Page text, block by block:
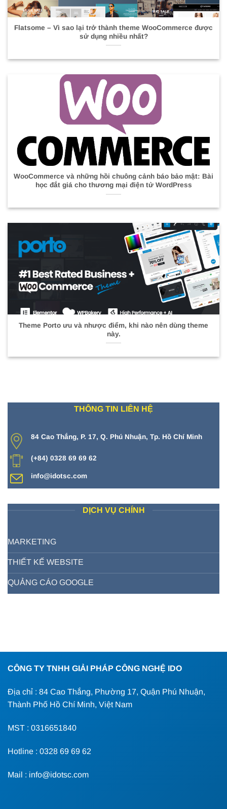
Flatsome – Vì sao lại trở thành theme WooCommerce được
sử dụng nhiều nhất?
WooCommerce và những hồi chuông cảnh báo bảo mật: Bài
học đắt giá cho thương mại điện tử WordPress
Theme Porto ưu và nhược điểm, khi nào nên dùng theme
này.
THÔNG TIN LIÊN HỆ
84 Cao Thắng, P. 17, Q. Phú Nhuận, Tp. Hồ Chí Minh
(+84) 0328 69 69 62
info@idotsc.com
DỊCH VỤ CHÍNH
MARKETING
THIẾT KẾ WEBSITE
QUẢNG CÁO GOOGLE
CÔNG TY TNHH GIẢI PHÁP CÔNG NGHỆ IDO
Địa chỉ : 84 Cao Thắng, Phường 17, Quận Phú Nhuận,
Thành Phố Hồ Chí Minh, Việt Nam
MST : 0316651840
Hotline : 0328 69 69 62
Mail : info@idotsc.com